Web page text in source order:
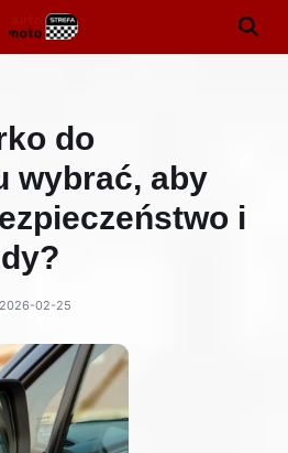
do
wybrać, aby
i
2026-02-25